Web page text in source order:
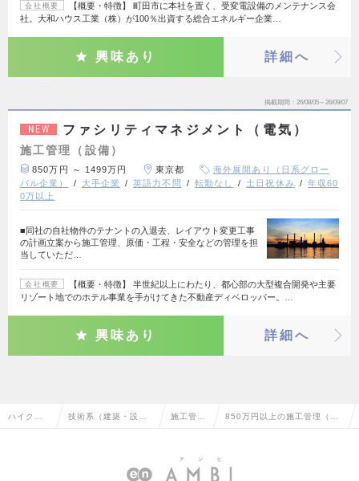
会社概要
【概要・特徴】 町田市に本社を置く、受変電設備のメンテナンス会
社。大和ハウス工業（株）が100％出資する総合エネルギー企業…
興味あり 詳細へ
掲載期間 26/08/05～26/09/07
NEW ファシリティマネジメント（電気）
施工管理（設備）
850万円 ～ 1499万円 東京都
海外展開あり（日系グロー
バル企業）
大手企業 英語力不問 転勤なし 土日祝休み
年収60
0万以上
■同社の自社物件のテナントの入退去、レイアウト変更工事
の計画立案から施工管理、原価・工程・安全などの管理を担
当していただ…
会社概要
【概要・特徴】 半世紀以上にわたり、都心部の大型複合開発や主要
リゾート地でのホテル事業を手がけてきた不動産ディベロッパー。…
興味あり 詳細へ
ハイクラ 技術系（建築・設 施工管理 850万円以上の施工管理（設